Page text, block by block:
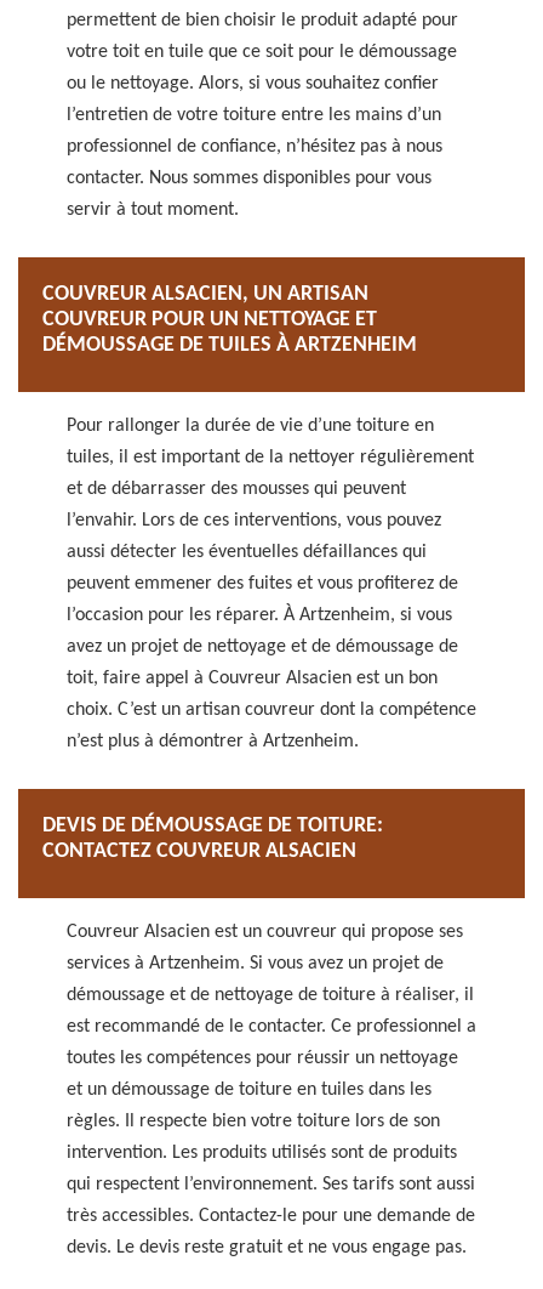
permettent de bien choisir le produit adapté pour
votre toit en tuile que ce soit pour le démoussage
ou le nettoyage. Alors, si vous souhaitez confier
l’entretien de votre toiture entre les mains d’un
professionnel de confiance, n’hésitez pas à nous
contacter. Nous sommes disponibles pour vous
servir à tout moment.
COUVREUR ALSACIEN, UN ARTISAN
COUVREUR POUR UN NETTOYAGE ET
DÉMOUSSAGE DE TUILES À ARTZENHEIM
Pour rallonger la durée de vie d’une toiture en
tuiles, il est important de la nettoyer régulièrement
et de débarrasser des mousses qui peuvent
l’envahir. Lors de ces interventions, vous pouvez
aussi détecter les éventuelles défaillances qui
peuvent emmener des fuites et vous profiterez de
l’occasion pour les réparer. À Artzenheim, si vous
avez un projet de nettoyage et de démoussage de
toit, faire appel à Couvreur Alsacien est un bon
choix. C’est un artisan couvreur dont la compétence
n’est plus à démontrer à Artzenheim.
DEVIS DE DÉMOUSSAGE DE TOITURE:
CONTACTEZ COUVREUR ALSACIEN
Couvreur Alsacien est un couvreur qui propose ses
services à Artzenheim. Si vous avez un projet de
démoussage et de nettoyage de toiture à réaliser, il
est recommandé de le contacter. Ce professionnel a
toutes les compétences pour réussir un nettoyage
et un démoussage de toiture en tuiles dans les
règles. Il respecte bien votre toiture lors de son
intervention. Les produits utilisés sont de produits
qui respectent l’environnement. Ses tarifs sont aussi
très accessibles. Contactez-le pour une demande de
devis. Le devis reste gratuit et ne vous engage pas.